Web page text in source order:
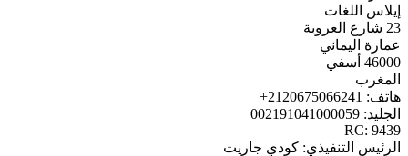
إيلاس اللغات
23 شارع العروبة
عمارة اليماني
46000 أسفي
المغرب
هاتف: 2120675066241+
الجليد: 002191041000059
RC: 9439
الرئيس التنفيذي: كودي جاريت